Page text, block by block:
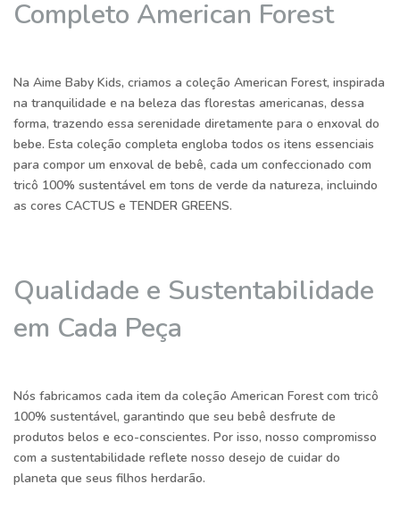
Completo American Forest
Na Aime Baby Kids, criamos a coleção American Forest, inspirada
na tranquilidade e na beleza das florestas americanas, dessa
forma, trazendo essa serenidade diretamente para o enxoval do
bebe. Esta coleção completa engloba todos os itens essenciais
para compor um enxoval de bebê, cada um confeccionado com
tricô 100% sustentável em tons de verde da natureza, incluindo
as cores CACTUS e TENDER GREENS.
Qualidade e Sustentabilidade
em Cada Peça
Nós fabricamos cada item da coleção American Forest com tricô
100% sustentável, garantindo que seu bebê desfrute de
produtos belos e eco-conscientes. Por isso, nosso compromisso
com a sustentabilidade reflete nosso desejo de cuidar do
planeta que seus filhos herdarão.